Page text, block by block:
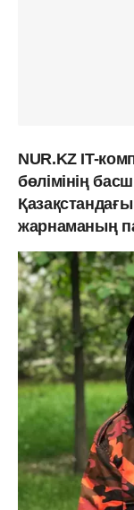
NUR.KZ IT-
бөлімінің
жарнаманың